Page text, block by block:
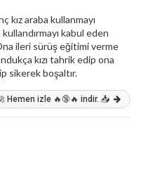
kız araba kullanmayı
kabul eden
ileri sürüş eğitimi verme
kızı tahrik edip ona
sikerek boşaltır.
Hemen izle 🔥🔞🔥 indir. 📥